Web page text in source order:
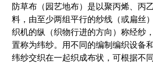
防草布（园艺地布）是以聚丙烯、丙
料，由至少两组平行的纱线（或扁丝
织机的纵（织物行进的方向）称经纱
置称为纬纱。用不同的编制编织设备
纬纱交织在一起织成布状，可根据不